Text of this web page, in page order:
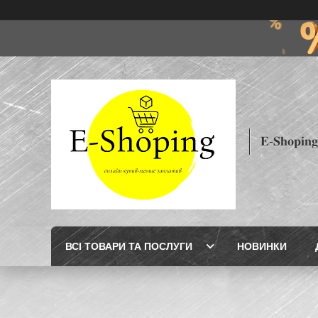
𝐄-𝐒𝐡𝐨𝐩𝐢𝐧𝐠
ВСІ ТОВАРИ ТА ПОСЛУГИ НОВИНКИ